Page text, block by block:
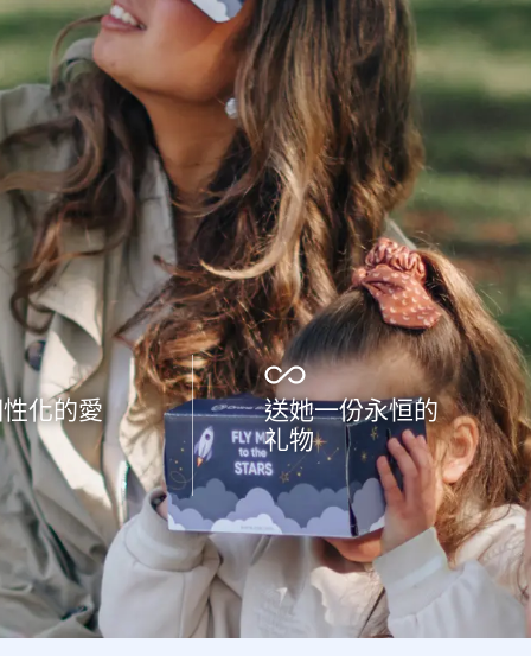
化的愛
送她一份永恒的
礼物